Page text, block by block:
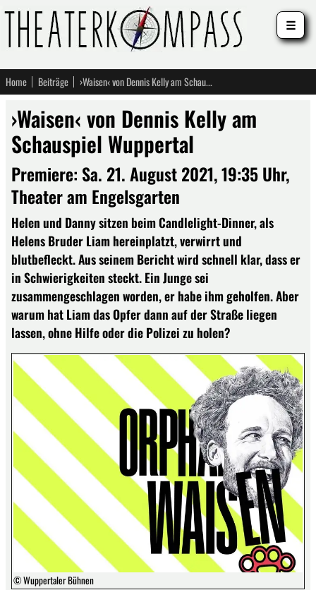
Home Beiträge ›Waisen‹ von Dennis Kelly am Schauspiel Wuppertal
›Waisen‹ von Dennis Kelly am
Schauspiel Wuppertal
Premiere: Sa. 21. August 2021, 19:35 Uhr,
Theater am Engelsgarten
Helen und Danny sitzen beim Candlelight-Dinner, als
Helens Bruder Liam hereinplatzt, verwirrt und
blutbefleckt. Aus seinem Bericht wird schnell klar, dass er
in Schwierigkeiten steckt. Ein Junge sei
zusammengeschlagen worden, er habe ihm geholfen. Aber
warum hat Liam das Opfer dann auf der Straße liegen
lassen, ohne Hilfe oder die Polizei zu holen?
© Wuppertaler Bühnen
☰